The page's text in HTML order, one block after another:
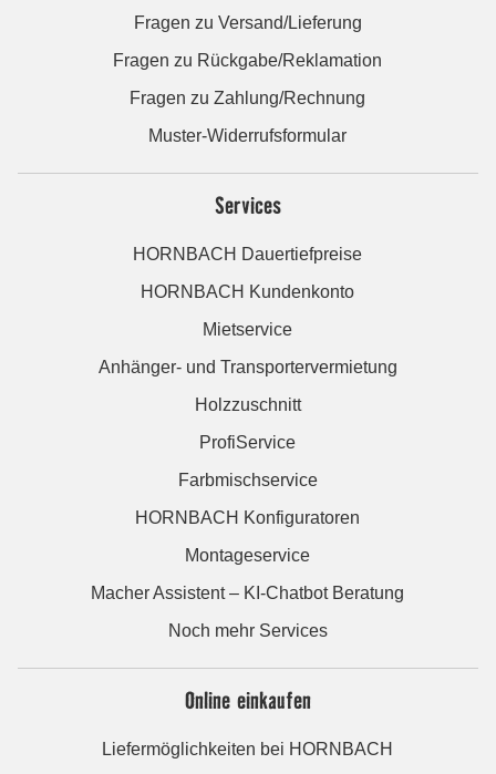
Fragen zu Versand/Lieferung
Fragen zu Rückgabe/Reklamation
Fragen zu Zahlung/Rechnung
Muster-Widerrufsformular
Services
HORNBACH Dauertiefpreise
HORNBACH Kundenkonto
Mietservice
Anhänger- und Transportervermietung
Holzzuschnitt
ProfiService
Farbmischservice
HORNBACH Konfiguratoren
Montageservice
Macher Assistent – KI-Chatbot Beratung
Noch mehr Services
Online einkaufen
Liefermöglichkeiten bei HORNBACH